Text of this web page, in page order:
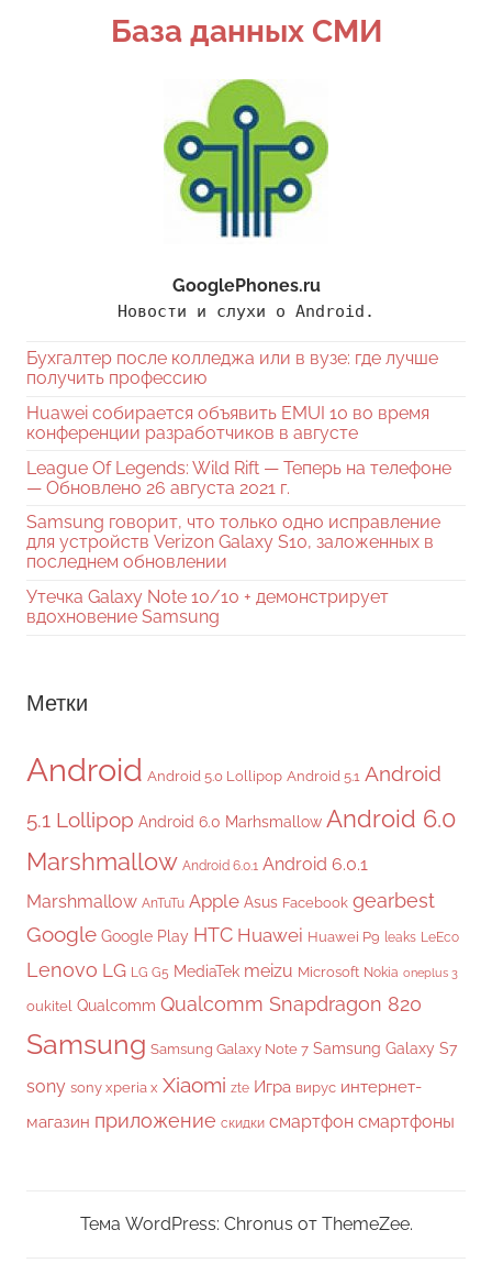
База данных СМИ
GooglePhones.ru
Новости и слухи о Android.
Бухгалтер после колледжа или в вузе: где лучше
получить профессию
Huawei собирается объявить EMUI 10 во время
конференции разработчиков в августе
League Of Legends: Wild Rift — Теперь на телефоне
— Обновлено 26 августа 2021 г.
Samsung говорит, что только одно исправление
для устройств Verizon Galaxy S10, заложенных в
последнем обновлении
Утечка Galaxy Note 10/10 + демонстрирует
вдохновение Samsung
Метки
Android Android 5.0 Lollipop Android 5.1 Android
5.1 Lollipop Android 6.0 Marhsmallow Android 6.0
Marshmallow Android 6.0.1 Android 6.0.1
Marshmallow AnTuTu Apple Asus Facebook gearbest
Google Google Play HTC Huawei Huawei P9 leaks LeEco
Lenovo LG LG G5 MediaTek meizu Microsoft Nokia oneplus 3
oukitel Qualcomm Qualcomm Snapdragon 820
Samsung Samsung Galaxy Note 7 Samsung Galaxy S7
sony sony xperia x Xiaomi zte Игра вирус интернет-
магазин приложение скидки смартфон смартфоны
Тема WordPress: Chronus от ThemeZee.